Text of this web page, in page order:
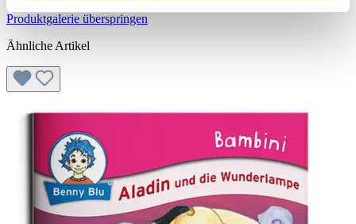
Produktgalerie überspringen
Ähnliche Artikel